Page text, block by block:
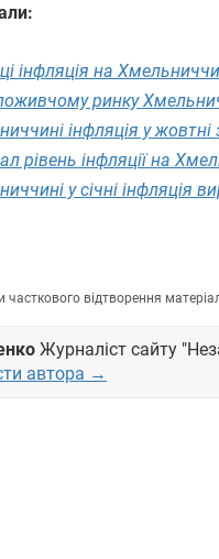
інфляція на
ринку
інфляція у
рівень інфляції на
у січні інфляція
часткового відтворення
Журналіст сайту
автора →